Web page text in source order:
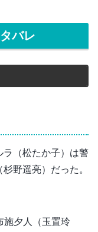
バレ
ラ（松たか子）は警
野遥亮）だった。
施夕人（玉置玲